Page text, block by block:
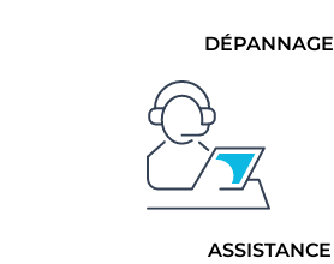
DÉPANNAGE
ASSISTANCE